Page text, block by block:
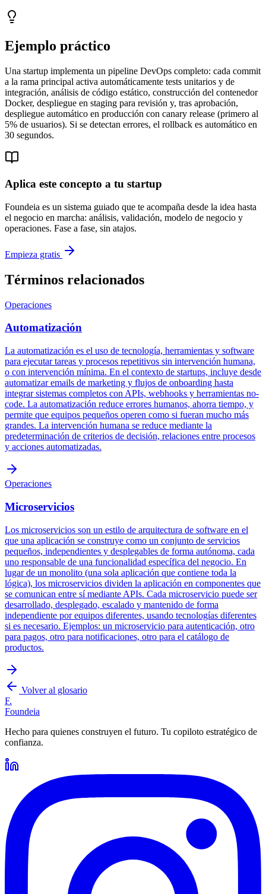
Ejemplo práctico
Una startup implementa un pipeline DevOps completo: cada commit
a la rama principal activa automáticamente tests unitarios y de
integración, análisis de código estático, construcción del contenedor
Docker, despliegue en staging para revisión y, tras aprobación,
despliegue automático en producción con canary release (primero al
5% de usuarios). Si se detectan errores, el rollback es automático en
30 segundos.
Aplica este concepto a tu startup
Foundeia es un sistema guiado que te acompaña desde la idea hasta
el negocio en marcha: análisis, validación, modelo de negocio y
operaciones. Fase a fase, sin atajos.
Empieza gratis
Términos relacionados
Operaciones
Automatización
La automatización es el uso de tecnología, herramientas y software
para ejecutar tareas y procesos repetitivos sin intervención humana,
o con intervención mínima. En el contexto de startups, incluye desde
automatizar emails de marketing y flujos de onboarding hasta
integrar sistemas completos con APIs, webhooks y herramientas no-
code. La automatización reduce errores humanos, ahorra tiempo, y
permite que equipos pequeños operen como si fueran mucho más
grandes. La intervención humana se reduce mediante la
predeterminación de criterios de decisión, relaciones entre procesos
y acciones automatizadas.
Operaciones
Microservicios
Los microservicios son un estilo de arquitectura de software en el
que una aplicación se construye como un conjunto de servicios
pequeños, independientes y desplegables de forma autónoma, cada
uno responsable de una funcionalidad específica del negocio. En
lugar de un monolito (una sola aplicación que contiene toda la
lógica), los microservicios dividen la aplicación en componentes que
se comunican entre sí mediante APIs. Cada microservicio puede ser
desarrollado, desplegado, escalado y mantenido de forma
independiente por equipos diferentes, usando tecnologías diferentes
si es necesario. Ejemplos: un microservicio para autenticación, otro
para pagos, otro para notificaciones, otro para el catálogo de
productos.
Volver al glosario
F.
Foundeia
Hecho para quienes construyen el futuro. Tu copiloto estratégico de
confianza.